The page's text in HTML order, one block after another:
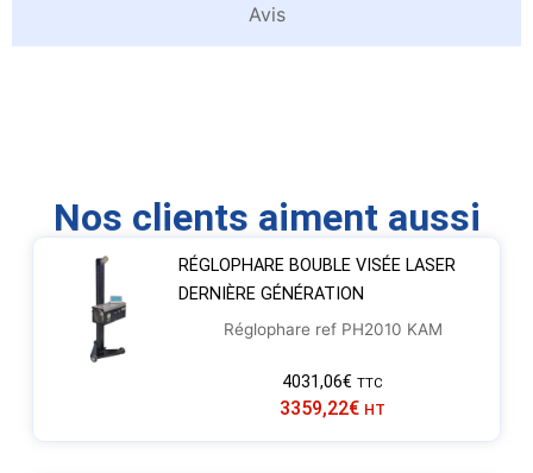
Avis
Nos clients aiment aussi
RÉGLOPHARE BOUBLE VISÉE LASER
DERNIÈRE GÉNÉRATION
Réglophare ref PH2010 KAM
4031,06€ TTC
3359,22€ HT